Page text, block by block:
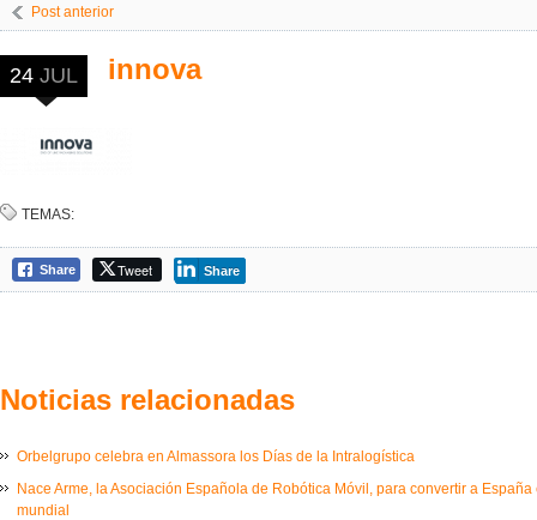
Post anterior
innova
24 JUL
TEMAS:
Share Tweet Share
Noticias relacionadas
Orbelgrupo celebra en Almassora los Días de la Intralogística
Nace Arme, la Asociación Española de Robótica Móvil, para convertir a
mundial